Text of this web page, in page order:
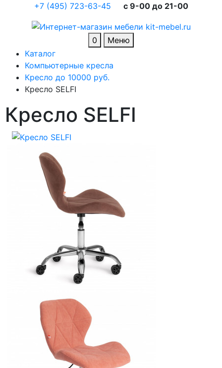
+7 (495) 723-63-45 c 9-00 до 21-00
0
Меню
Каталог
Компьютерные кресла
Кресло до 10000 руб.
Кресло SELFI
Кресло SELFI